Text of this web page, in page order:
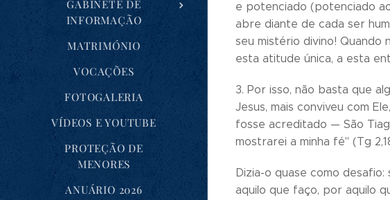
GABINETE DE
INFORMAÇÃO
MATRIMÓNIO
VOCAÇÕES
FOTOGALERIA
VÍDEOS E YOUTUBE
PROTEÇÃO DE
MENORES
ANUÁRIO 2026
e potenciado (potenciado
abre diante de cada ser
seu mistério divino! Quando
esta atitude única, a esta
3. Por isso, não basta que
Jesus, mais conviveu com
fosse acreditado — São
mostrarei a minha fé" (Tg
Dizia-o quase como
aquilo que faço, por aquilo